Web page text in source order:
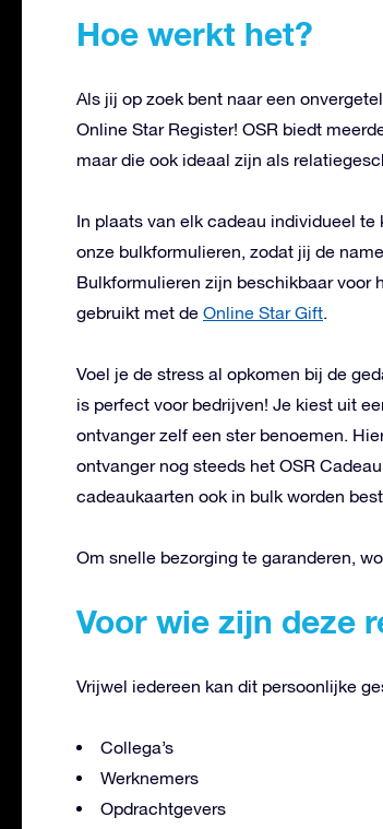
Hoe werkt het?
Als jij op zoek bent naar een
Online Star Register! OSR biedt
maar die ook ideaal zijn als
In plaats van elk cadeau individueel
onze bulkformulieren, zodat jij de
Bulkformulieren zijn beschikbaar voor
gebruikt met de Online Star Gift.
Voel je de stress al opkomen bij de
is perfect voor bedrijven! Je kiest uit
ontvanger zelf een ster benoemen.
ontvanger nog steeds het OSR
cadeaukaarten ook in bulk worden
Om snelle bezorging te garanderen,
Voor wie zijn deze
Vrijwel iedereen kan dit persoonlijke
Collega’s
Werknemers
Opdrachtgevers